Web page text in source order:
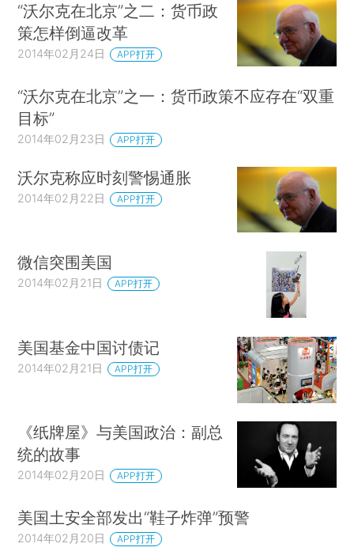
“沃尔克在北京”之二：货币政
策怎样倒逼改革
2014年02月24日 APP打开
“沃尔克在北京”之一：货币政策不应存在“双重
目标”
2014年02月23日 APP打开
沃尔克称应时刻警惕通胀
2014年02月22日 APP打开
微信突围美国
2014年02月21日 APP打开
美国基金中国讨债记
2014年02月21日 APP打开
《纸牌屋》与美国政治：副总
统的故事
2014年02月20日 APP打开
美国土安全部发出“鞋子炸弹”预警
2014年02月20日 APP打开